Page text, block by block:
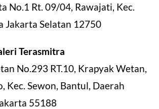
No.1 Rt. 09/04, Rawajati, Kec.
Jakarta Selatan 12750
Terasmitra
No.293 RT.10, Krapyak Wetan,
Kec. Sewon, Bantul, Daerah
55188